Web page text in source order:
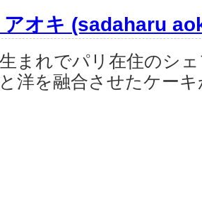
アオキ (sadaharu
まれでパリ在住のシ
洋を融合させたケー